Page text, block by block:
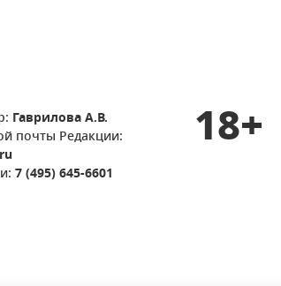
Гаврилова А.В.
почты Редакции:
7 (495) 645-6601
18+